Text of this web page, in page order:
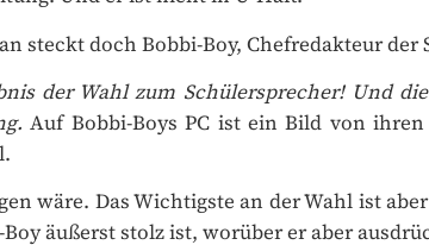
doch Bobbi-Boy, Chefredakteur der
der Wahl zum Schülersprecher! Und
Auf Bobbi-Boys PC ist ein Bild von ihren
wäre. Das Wichtigste an der Wahl ist
äußerst stolz ist, worüber er aber